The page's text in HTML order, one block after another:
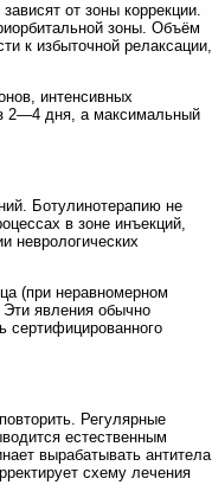
от зоны коррекции.
зоны. Объём
к избыточной релаксации,
интенсивных
2—4 дня, а максимальный
Ботулинотерапию не
в зоне инъекций,
неврологических
(при неравномерном
явления обычно
сертифицированного
Регулярные
естественным
вырабатывать антитела
схему лечения